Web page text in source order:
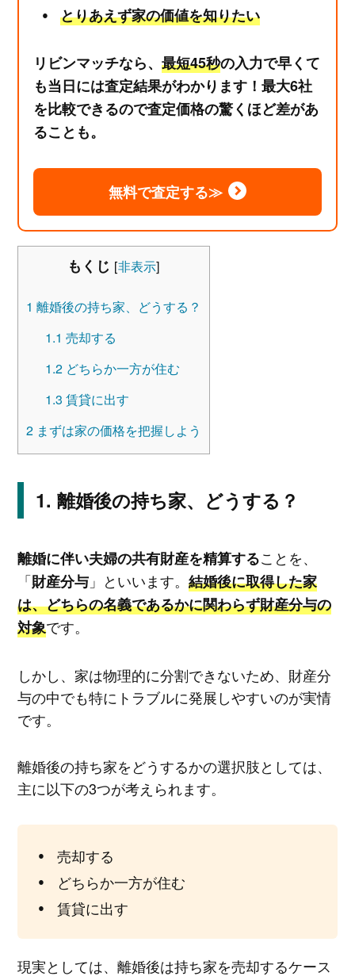
とりあえず家の価値を知りたい
リビンマッチなら、 最短45秒の入力で早くて
も当日には査定結果がわかります！最大6社
を比較できるので査定価格の驚くほど差があ
ることも。
無料で査定する≫
もくじ [非表示]
1 離婚後の持ち家、どうする？
1.1 売却する
1.2どちらか一方が住む
1.3 賃貸に出す
2まずは家の価格を把握しよう
離婚後の持ち家、どうする？
離婚に伴い夫婦の共有財産を精算することを、
「財産分与」といいます。 結婚後に取得した家
は、どちらの名義であるかに関わらず財産分与の
対象です。
しかし、家は物理的に分割できないため、財産分
与の中でも特にトラブルに発展しやすいのが実情
です。
離婚後の持ち家をどうするかの選択肢としては、
主に以下の3つが考えられます。
売却する
どちらか一方が住む
賃貸に出す
現実としては、離婚後は持ち家を売却するケース